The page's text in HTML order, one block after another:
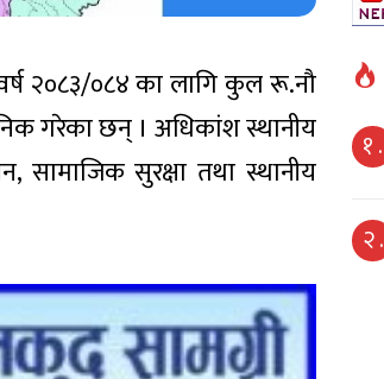
२०८३/०८४ का लागि कुल रू.नौ
गरेका छन् । अधिकांश स्थानीय
सामाजिक सुरक्षा तथा स्थानीय
१ .
२ .